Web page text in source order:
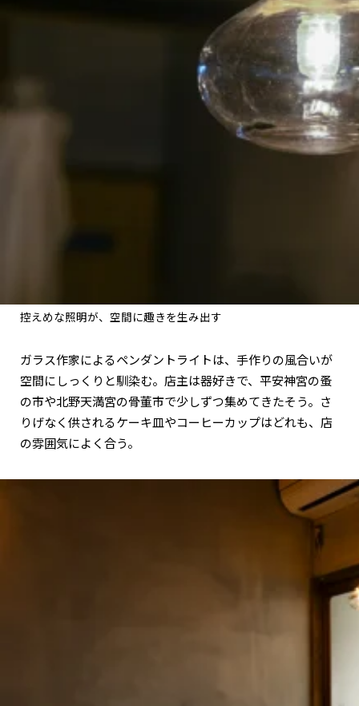
控えめな照明が、空間に趣きを生み出す
ガラス作家によるペンダントライトは、手作りの風合いが
空間にしっくりと馴染む。店主は器好きで、平安神宮の蚤
の市や北野天満宮の骨董市で少しずつ集めてきたそう。さ
りげなく供されるケーキ皿やコーヒーカップはどれも、店
の雰囲気によく合う。